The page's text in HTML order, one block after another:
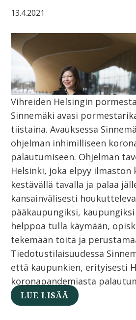
13.4.2021
Vihreiden Helsingin
Sinnemäki avasi
tiistaina. Avauksessa
ohjelman inhimilliseen
palautumiseen. Ohjelman
Helsinki, joka elpyy ilmaston
kestävällä tavalla ja palaa
kansainvälisesti
pääkaupungiksi,
helppoa tulla käymään,
tekemään töitä ja
Tiedotustilaisuudessa
että kaupunkien, erityisesti
koronapandemiasta
LUE LISÄÄ